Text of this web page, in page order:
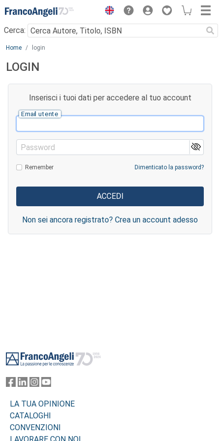
Menu
Cerca:
Main content
Home login
LOGIN
Inserisci i tuoi dati per accedere al tuo account
Email utente
Password
Remember Dimenticato la password?
Non sei ancora registrato? Crea un account adesso
LA TUA OPINIONE
CATALOGHI
CONVENZIONI